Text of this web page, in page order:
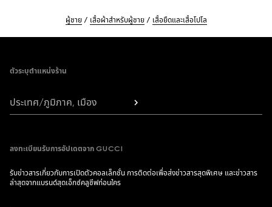
ผู้ชาย เสื้อผ้าสำหรับผู้ชาย เสื้อยืดและเสื้อโปโล
ตัวระบุตำแหน่งร้าน
ประเทศ/ภูมิภาค, เมือง
ลงทะเบียนรับการอัปเดตจาก GUCCI
รับข่าวสารเกี่ยวกับการเปิดตัวคอลเล็กชั่น การติดต่อเพื่อส่งข่าวสารสุดพิเศษ และข่าวสาร
ล่าสุดจากแบรนด์สุดเอ็กซ์คลูซีฟก่อนใคร